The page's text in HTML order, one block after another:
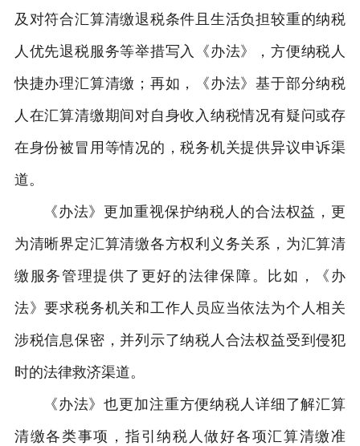
及对符合汇算清缴退税条件且生活负担较重的纳税
人优先退税服务等举措写入《办法》，方便纳税人
快捷办理汇算清缴；再如，《办法》基于部分纳税
人在汇算清缴期间对自身收入纳税情况有疑问或存
在身份被冒用等情况的，税务机关提供异议申诉渠
道。
《办法》更加重视保护纳税人的合法权益，更
为清晰界定汇算清缴各方权利义务关系，为汇算清
缴服务管理提供了更好的法律保障。比如，《办
法》要求税务机关和工作人员应当依法为个人相关
涉税信息保密，并列示了纳税人合法权益受到侵犯
时的法律救济渠道。
《办法》也更加注重方便纳税人详细了解汇算
清缴各类事项，指引纳税人做好各项汇算清缴准